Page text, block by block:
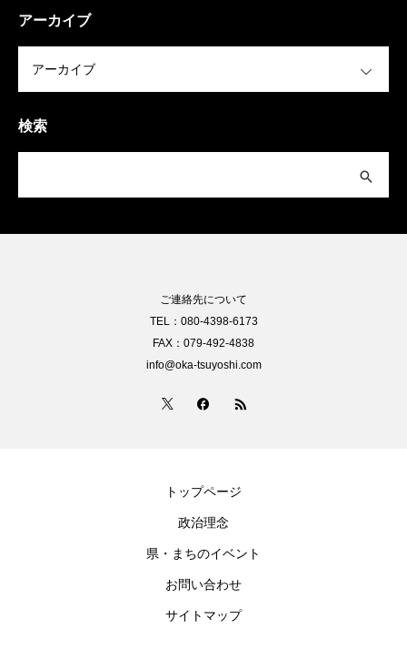
アーカイブ
検索
ご連絡先について
TEL：080-4398-6173
FAX：079-492-4838
info@oka-tsuyoshi.com
トップページ
政治理念
県・まちのイベント
お問い合わせ
サイトマップ